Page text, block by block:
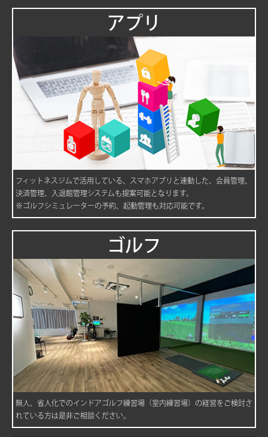
アプリ
フィットネスジムで活用している、スマホアプリと連動した、会員管理、
決済管理、入退館管理システムも提案可能となります。
※ゴルフシミュレーターの予約、起動管理も対応可能です。
ゴルフ
無人、省人化でのインドアゴルフ練習場（室内練習場）の経営をご検討さ
れている方は是非ご相談ください。